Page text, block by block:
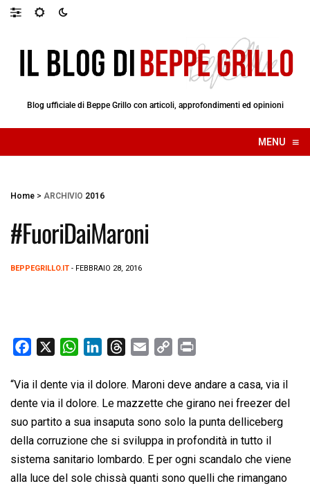
Blog ufficiale di Beppe Grillo con articoli, approfondimenti ed opinioni
MENU ≡
☰
Home > ARCHIVIO 2016
#FuoriDaiMaroni
BEPPEGRILLO.IT - FEBBRAIO 28, 2016
c
e
b
o
o
k
W
a
t
s
A
p
p
n
k
e
d
I
n
r
e
a
d
s
a
i
l
p
y
L
i
n
k
i
n
t
“Via il dente via il dolore. Maroni deve andare a casa, via il
dente via il dolore. Le mazzette che girano nei freezer del
suo partito a sua insaputa sono solo la punta delliceberg
della corruzione che si sviluppa in profondità in tutto il
sistema sanitario lombardo. E per ogni scandalo che viene
alla luce del sole chissà quanti sono quelli che rimangano